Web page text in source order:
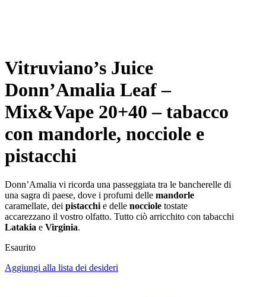
Vitruviano’s Juice
Donn’Amalia Leaf –
Mix&Vape 20+40 – tabacco
con mandorle, nocciole e
pistacchi
Donn’Amalia vi ricorda una passeggiata tra le bancherelle di
una sagra di paese, dove i profumi delle mandorle
caramellate, dei pistacchi e delle nocciole tostate
accarezzano il vostro olfatto. Tutto ciò arricchito con tabacchi
Latakia e Virginia.
Esaurito
Aggiungi alla lista dei desideri